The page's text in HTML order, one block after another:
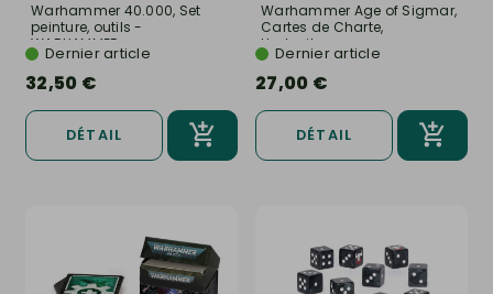
Warhammer 40.000, Set
peinture, outils -
WARHAMMER...
Dernier article
32,50 €
DÉTAIL
Warhammer Age of Sigmar,
Cartes de Charte,
Hedonites...
Dernier article
27,00 €
DÉTAIL